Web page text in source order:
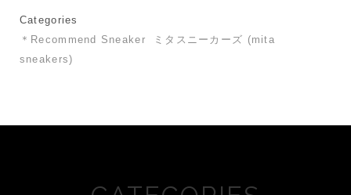
Categories
＊Recommend Sneaker
ミタスニーカーズ (mita
sneakers)